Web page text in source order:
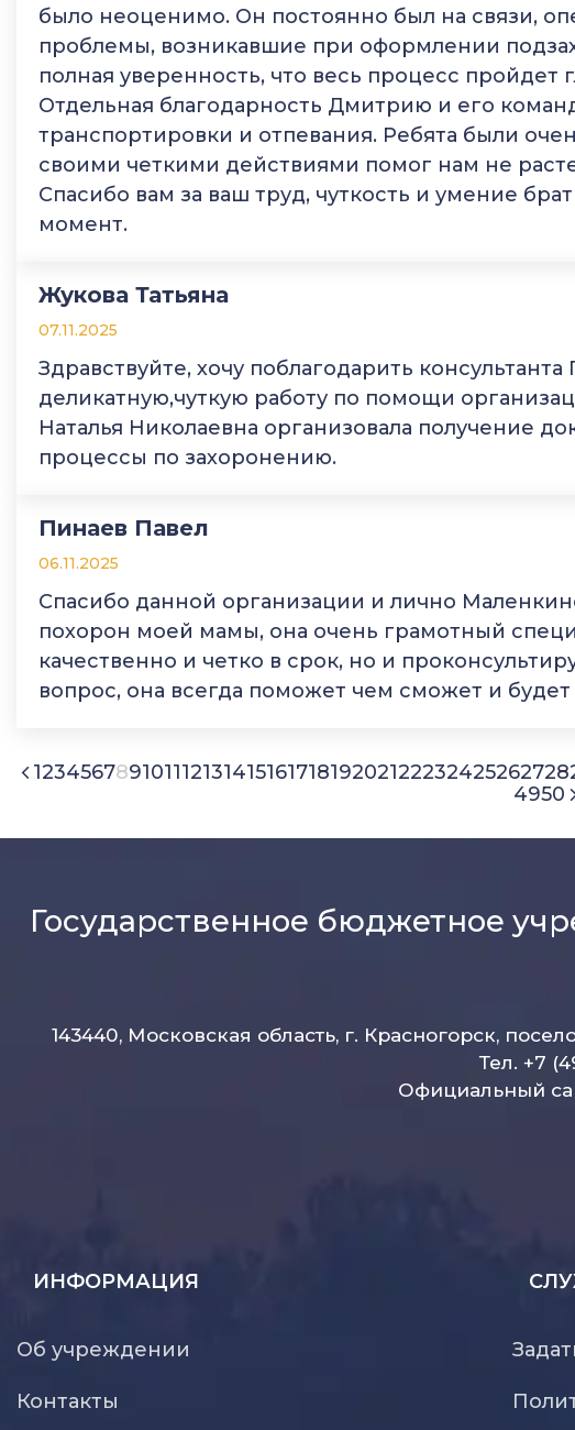
было неоценимо. Он постоянно был на связи,
проблемы, возникавшие при оформлении
полная уверенность, что весь процесс
Отдельная благодарность Дмитрию и его
транспортировки и отпевания. Ребята были
своими четкими действиями помог нам не
Спасибо вам за ваш труд, чуткость и умение
момент.
Жукова Татьяна
07.11.2025
Здравствуйте, хочу поблагодарить
деликатную,чуткую работу по помощи
Наталья Николаевна организовала получение
процессы по захоронению.
Пинаев Павел
06.11.2025
Спасибо данной организации и лично
похорон моей мамы, она очень грамотный
качественно и четко в срок, но и
вопрос, она всегда поможет чем сможет и
12345678910111213141516171819202122232425262728
4950
Государственное бюджетное
143440, Московская область, г. Красногорск,
Тел. +7
Официальный
ИНФОРМАЦИЯ
Об учреждении
Контакты